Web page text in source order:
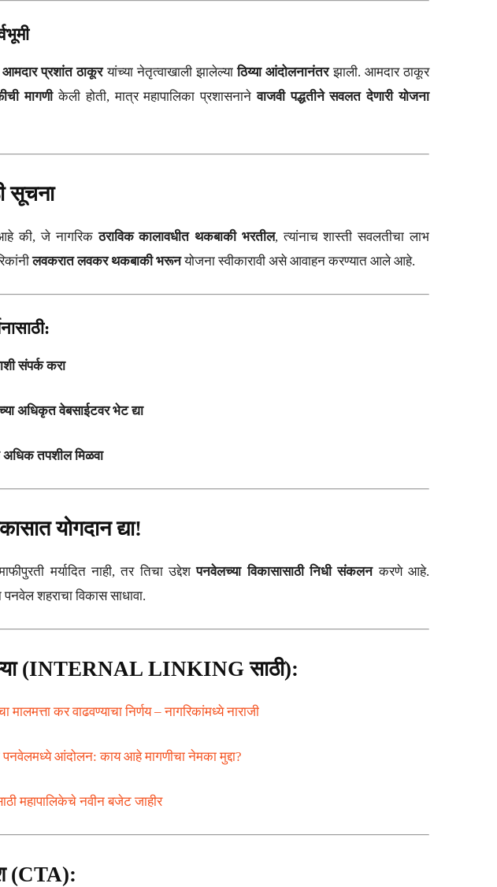
प्रशांत ठाकूरयांच्या नेतृत्वाखाली झालेल्याठिय्या आंदोलनानंतरझाली. आमदार ठाकूर
मागणीकेली होती, मात्र महापालिका प्रशासनानेवाजवी पद्धतीने सवलत देणारी योजना
सूचना
की, जे नागरिकठराविक कालावधीत थकबाकी भरतील, त्यांनाच शास्ती सवलतीचा लाभ
लवकरात लवकर थकबाकी भरूनयोजना स्वीकारावी असे आवाहन करण्यात आले आहे.
संपर्क करा
अधिकृत वेबसाईटवर भेट द्या
अधिक तपशील मिळवा
योगदान द्या!
मर्यादित नाही, तर तिचा उद्देशपनवेलच्या विकासासाठी निधी संकलनकरणे आहे.
शहराचा विकास साधावा.
(INTERNAL LINKING साठी):
मालमत्ता कर वाढवण्याचा निर्णय – नागरिकांमध्ये नाराजी
पनवेलमध्ये आंदोलन: काय आहे मागणीचा नेमका मुद्दा?
महापालिकेचे नवीन बजेट जाहीर
(CTA):